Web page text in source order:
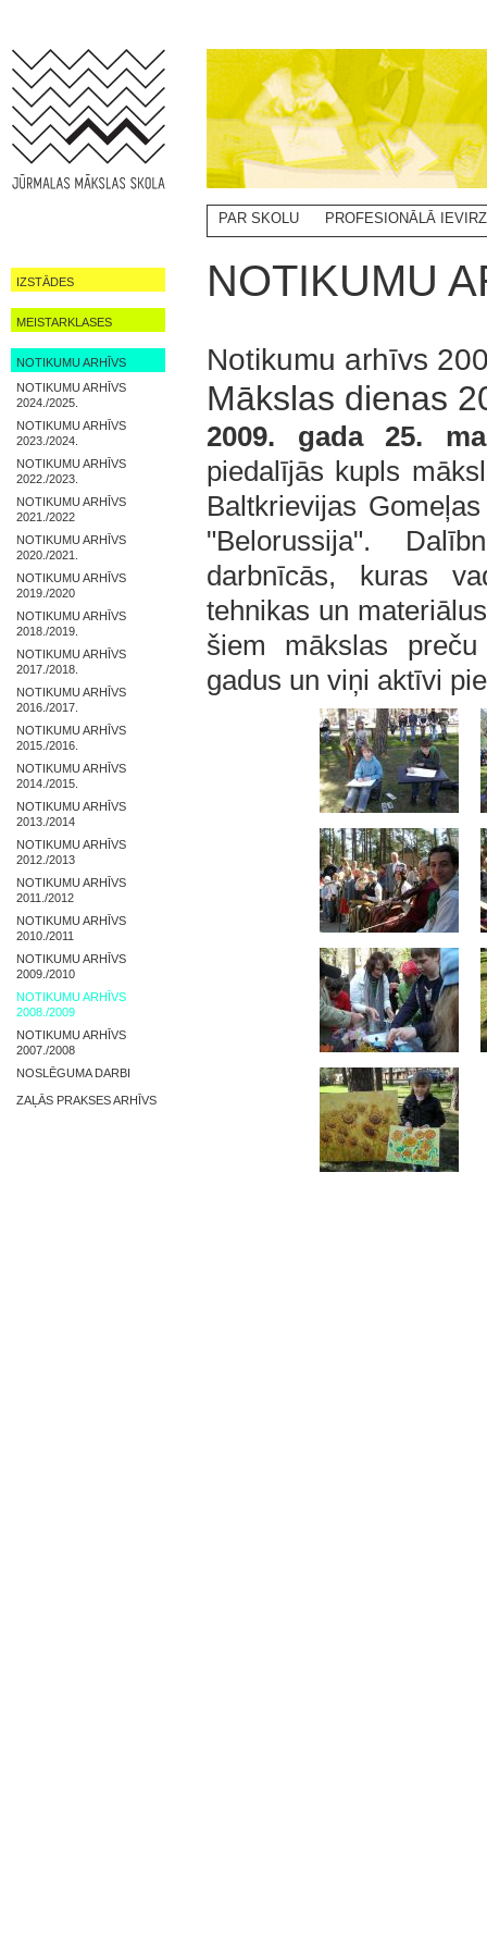
IZSTĀDES
MEISTARKLASES
NOTIKUMU ARHĪVS
NOTIKUMU ARHĪVS
2024./2025.
NOTIKUMU ARHĪVS
2023./2024.
NOTIKUMU ARHĪVS
2022./2023.
NOTIKUMU ARHĪVS
2021./2022
NOTIKUMU ARHĪVS
2020./2021.
NOTIKUMU ARHĪVS
2019./2020
NOTIKUMU ARHĪVS
2018./2019.
NOTIKUMU ARHĪVS
2017./2018.
NOTIKUMU ARHĪVS
2016./2017.
NOTIKUMU ARHĪVS
2015./2016.
NOTIKUMU ARHĪVS
2014./2015.
NOTIKUMU ARHĪVS
2013./2014
NOTIKUMU ARHĪVS
2012./2013
NOTIKUMU ARHĪVS
2011./2012
NOTIKUMU ARHĪVS
2010./2011
NOTIKUMU ARHĪVS
2009./2010
NOTIKUMU ARHĪVS
2008./2009
NOTIKUMU ARHĪVS
2007./2008
NOSLĒGUMA DARBI
ZAĻĀS PRAKSES ARHĪVS
PAR SKOLU
PROFESIONĀLĀ
NOTIKUMU
Notikumu arhīvs
Mākslas dienas
2009. gada 25.
piedalījās kupls
Baltkrievijas
"Belorussija".
darbnīcās, kuras
tehnikas un
šiem mākslas
gadus un viņi aktīvi